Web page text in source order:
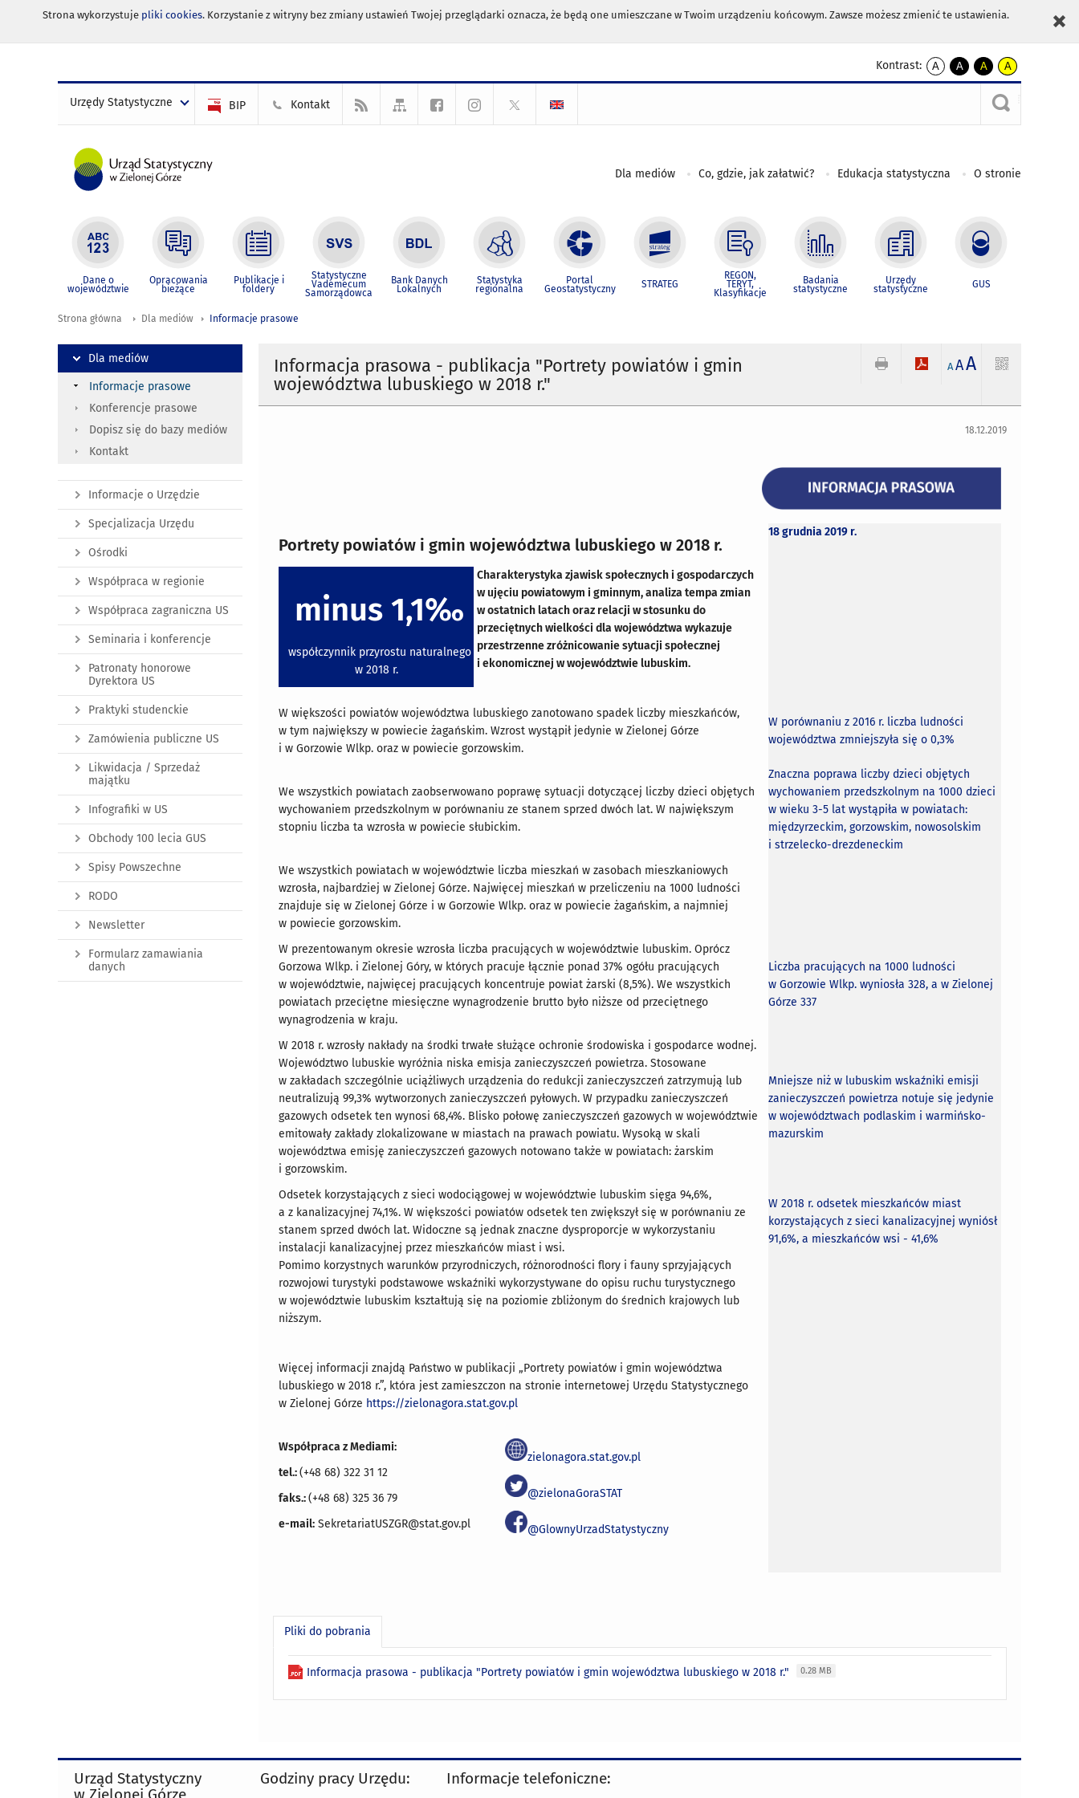
Strona wykorzystuje pliki cookies. Korzystanie z witryny bez zmiany ustawień Twojej przeglądarki oznacza, że będą one umieszczane w Twoim urządzeniu końcowym. Zawsze możesz zmienić te ustawienia.
Kontrast:
A
kontrast
A
kontrast
czarnym
A
kontrast
żółty
tekst
czarnym
A
kontrast
czarny
tekst
żółtym
Urzędy Statystyczne BIP Kontakt
Dla mediów Co, gdzie, jak załatwić? Edukacja statystyczna O stronie
Dane o
województwie
Opracowania
bieżące
Publikacje i
foldery
Statystyczne
Vademecum
Samorządowca
Bank Danych
Lokalnych
Statystyka
regionalna
Portal
Geostatystyczny STRATEG
REGON,
TERYT,
Klasyfikacje
Badania
statystyczne
Urzędy
statystyczne GUS
Strona główna Dla mediów Informacje prasowe
Informacja prasowa - publikacja "Portrety powiatów i gmin
województwa lubuskiego w 2018 r."
A AA
18.12.2019
Portrety powiatów i gmin województwa lubuskiego w 2018 r.
18 grudnia 2019 r.
minus 1,1‰
współczynnik przyrostu naturalnego
w 2018 r.
Charakterystyka zjawisk społecznych i gospodarczych
w ujęciu powiatowym i gminnym, analiza tempa zmian
w ostatnich latach oraz relacji w stosunku do
przeciętnych wielkości dla województwa wykazuje
przestrzenne zróżnicowanie sytuacji społecznej
i ekonomicznej w województwie lubuskim.
W większości powiatów województwa lubuskiego zanotowano spadek liczby mieszkańców,
w tym największy w powiecie żagańskim. Wzrost wystąpił jedynie w Zielonej Górze
i w Gorzowie Wlkp. oraz w powiecie gorzowskim.
W porównaniu z 2016 r. liczba ludności
województwa zmniejszyła się o 0,3%
We wszystkich powiatach zaobserwowano poprawę sytuacji dotyczącej liczby dzieci objętych
wychowaniem przedszkolnym w porównaniu ze stanem sprzed dwóch lat. W największym
stopniu liczba ta wzrosła w powiecie słubickim.
Znaczna poprawa liczby dzieci objętych
wychowaniem przedszkolnym na 1000 dzieci
w wieku 3-5 lat wystąpiła w powiatach:
międzyrzeckim, gorzowskim, nowosolskim
i strzelecko-drezdeneckim
We wszystkich powiatach w województwie liczba mieszkań w zasobach mieszkaniowych
wzrosła, najbardziej w Zielonej Górze. Najwięcej mieszkań w przeliczeniu na 1000 ludności
znajduje się w Zielonej Górze i w Gorzowie Wlkp. oraz w powiecie żagańskim, a najmniej
w powiecie gorzowskim.
W prezentowanym okresie wzrosła liczba pracujących w województwie lubuskim. Oprócz
Gorzowa Wlkp. i Zielonej Góry, w których pracuje łącznie ponad 37% ogółu pracujących
w województwie, najwięcej pracujących koncentruje powiat żarski (8,5%). We wszystkich
powiatach przeciętne miesięczne wynagrodzenie brutto było niższe od przeciętnego
wynagrodzenia w kraju.
Liczba pracujących na 1000 ludności
w Gorzowie Wlkp. wyniosła 328, a w Zielonej
Górze 337
W 2018 r. wzrosły nakłady na środki trwałe służące ochronie środowiska i gospodarce wodnej.
Województwo lubuskie wyróżnia niska emisja zanieczyszczeń powietrza. Stosowane
w zakładach szczególnie uciążliwych urządzenia do redukcji zanieczyszczeń zatrzymują lub
neutralizują 99,3% wytworzonych zanieczyszczeń pyłowych. W przypadku zanieczyszczeń
gazowych odsetek ten wynosi 68,4%. Blisko połowę zanieczyszczeń gazowych w województwie
emitowały zakłady zlokalizowane w miastach na prawach powiatu. Wysoką w skali
województwa emisję zanieczyszczeń gazowych notowano także w powiatach: żarskim
i gorzowskim.
Mniejsze niż w lubuskim wskaźniki emisji
zanieczyszczeń powietrza notuje się jedynie
w województwach podlaskim i warmińsko-
mazurskim
Odsetek korzystających z sieci wodociągowej w województwie lubuskim sięga 94,6%,
a z kanalizacyjnej 74,1%. W większości powiatów odsetek ten zwiększył się w porównaniu ze
stanem sprzed dwóch lat. Widoczne są jednak znaczne dysproporcje w wykorzystaniu
instalacji kanalizacyjnej przez mieszkańców miast i wsi.
W 2018 r. odsetek mieszkańców miast
korzystających z sieci kanalizacyjnej wyniósł
91,6%, a mieszkańców wsi - 41,6%
Pomimo korzystnych warunków przyrodniczych, różnorodności flory i fauny sprzyjających
rozwojowi turystyki podstawowe wskaźniki wykorzystywane do opisu ruchu turystycznego
w województwie lubuskim kształtują się na poziomie zbliżonym do średnich krajowych lub
niższym.
Więcej informacji znajdą Państwo w publikacji „Portrety powiatów i gmin województwa
lubuskiego w 2018 r.”, która jest zamieszczon na stronie internetowej Urzędu Statystycznego
w Zielonej Górze https://zielonagora.stat.gov.pl
Współpraca z Mediami:
tel.:(+48 68) 322 31 12
faks.:(+48 68) 325 36 79
e-mail: SekretariatUSZGR@stat.gov.pl
zielonagora.stat.gov.pl
@zielonaGoraSTAT
@GlownyUrzadStatystyczny
Pliki do pobrania
Informacja prasowa - publikacja "Portrety powiatów i gmin województwa lubuskiego w 2018 r." 0.28 MB
Dla mediów
Informacje prasowe
Konferencje prasowe
Dopisz się do bazy mediów
Kontakt
Informacje o Urzędzie
Specjalizacja Urzędu
Ośrodki
Współpraca w regionie
Współpraca zagraniczna US
Seminaria i konferencje
Patronaty honorowe
Dyrektora US
Praktyki studenckie
Zamówienia publiczne US
Likwidacja / Sprzedaż
majątku
Infografiki w US
Obchody 100 lecia GUS
Spisy Powszechne
RODO
Newsletter
Formularz zamawiania
danych
Urząd Statystyczny
Godziny pracy Urzędu: Informacje telefoniczne: